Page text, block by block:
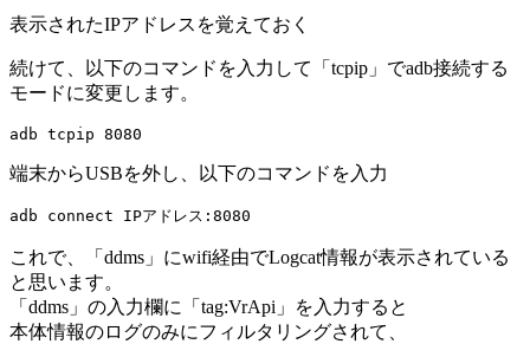
表示されたIPアドレスを覚えておく
続けて、以下のコマンドを入力して「tcpip」でadb接続する
モードに変更します。
adb tcpip 8080
端末からUSBを外し、以下のコマンドを入力
adb connect IPアドレス:8080
これで、「ddms」にwifi経由でLogcat情報が表示されている
と思います。
「ddms」の入力欄に「tag:VrApi」を入力すると
本体情報のログのみにフィルタリングされて、